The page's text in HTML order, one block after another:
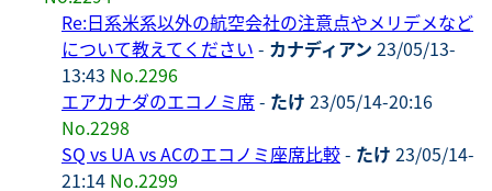
Re:日系米系以外の航空会社の注意点やメリデメなど
について教えてください - カナディアン 23/05/13-
13:43 No.2296
エアカナダのエコノミ席- たけ 23/05/14-20:16
No.2298
SQ vs UA vs ACのエコノミ座席比較- たけ 23/05/14-
21:14 No.2299